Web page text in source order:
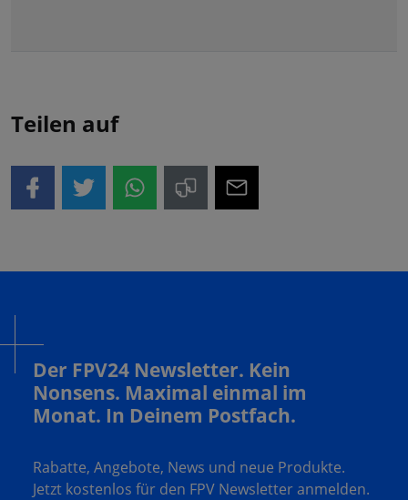
Teilen auf
Der FPV24 Newsletter. Kein
Nonsens. Maximal einmal im
Monat. In Deinem Postfach.
Rabatte, Angebote, News und neue Produkte.
Jetzt kostenlos für den FPV Newsletter anmelden.